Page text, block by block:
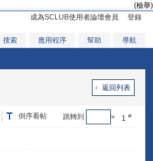
(檢舉)
成為SCLUB使用者論壇會員
登錄
搜索 應用程序 幫助 導航
返回列表
1 #
跳轉到 »
倒序看帖